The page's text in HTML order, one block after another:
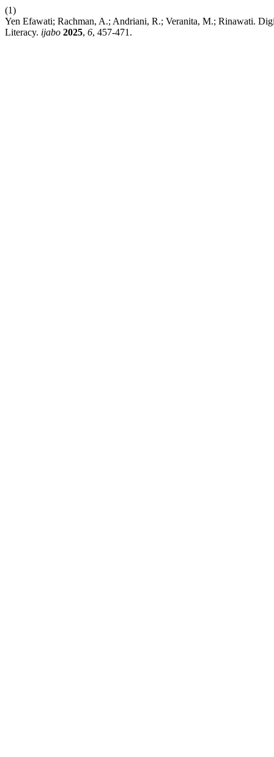
(1)
Yen Efawati; Rachman, A.; Andriani, R.; Veranita, M.; Rinawati.
Literacy. ijabo 2025, 6, 457-471.